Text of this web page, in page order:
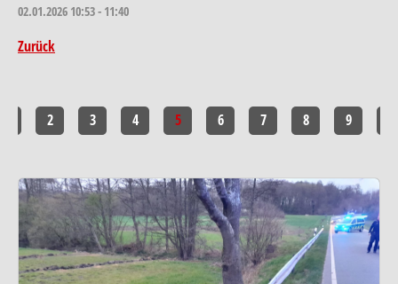
02.01.2026 10:53 - 11:40
Zurück
2 3 4 5 6 7 8 9